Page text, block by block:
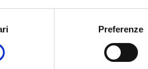
vorremmo anche:
informazioni sulla tuaPreferenze